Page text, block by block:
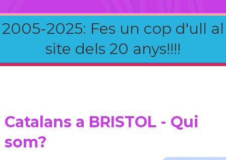
2005-2025: Fes un cop d'ull al
site dels 20 anys!!!!
Catalans a BRISTOL - Qui
som?